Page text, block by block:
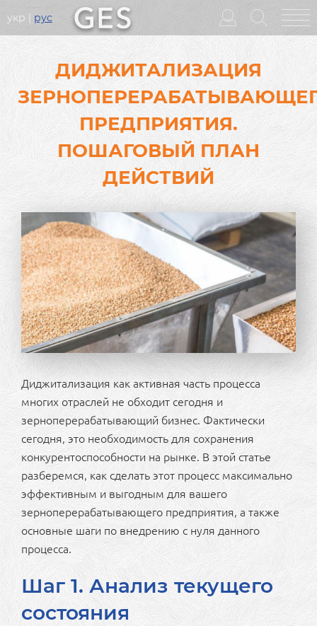
укр рус
Головне
меню
ДИДЖИТАЛИЗАЦИЯ
ПРЕДПРИЯТИЯ.
ПОШАГОВЫЙ ПЛАН
ДЕЙСТВИЙ
Диджитализация как активная часть процесса
многих отраслей не обходит сегодня и
зерноперерабатывающий бизнес. Фактически
сегодня, это необходимость для сохранения
конкурентоспособности на рынке. В этой статье
разберемся, как сделать этот процесс максимально
эффективным и выгодным для вашего
зерноперерабатывающего предприятия, а также
основные шаги по внедрению с нуля данного
процесса.
Шаг 1. Анализ текущего
состояния